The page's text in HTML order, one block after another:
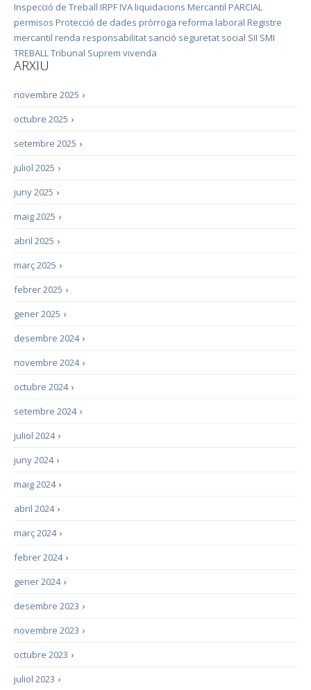
Inspecció de Treball IRPF IVA liquidacions Mercantil PARCIAL
permisos Protecció de dades pròrroga reforma laboral Registre
mercantil renda responsabilitat sanció seguretat social SII SMI
TREBALLTribunal Suprem vivenda
ARXIU
›
novembre 2025
›
octubre 2025
›
setembre 2025
›
juliol 2025
›
juny 2025
›
maig 2025
›
abril 2025
›
març 2025
›
febrer 2025
›
gener 2025
›
desembre 2024
›
novembre 2024
›
octubre 2024
›
setembre 2024
›
juliol 2024
›
juny 2024
›
maig 2024
›
abril 2024
›
març 2024
›
febrer 2024
›
gener 2024
›
desembre 2023
›
novembre 2023
›
octubre 2023
›
juliol 2023